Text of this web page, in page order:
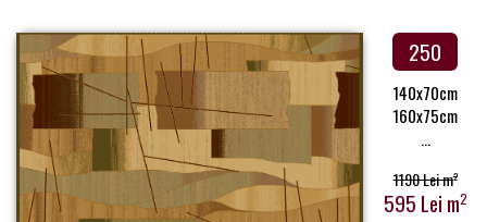
250
140x70cm
160x75cm
...
1190 Lei m2
595 Lei m2